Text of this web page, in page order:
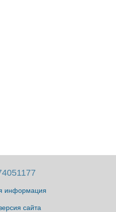
информация
сайта